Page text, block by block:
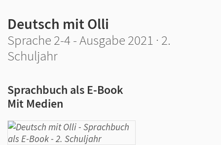
Deutsch mit Olli
Sprache 2-4 - Ausgabe 2021 · 2.
Schuljahr
Sprachbuch als E-Book
Mit Medien